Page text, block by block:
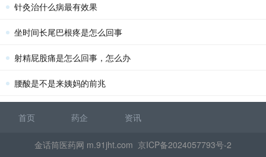
针灸治什么病最有效果
坐时间长尾巴根疼是怎么回事
射精屁股痛是怎么回事，怎么办
腰酸是不是来姨妈的前兆
首页 药企 资讯
金话筒医药网 m.91jht.com 京ICP备2024057793号-2